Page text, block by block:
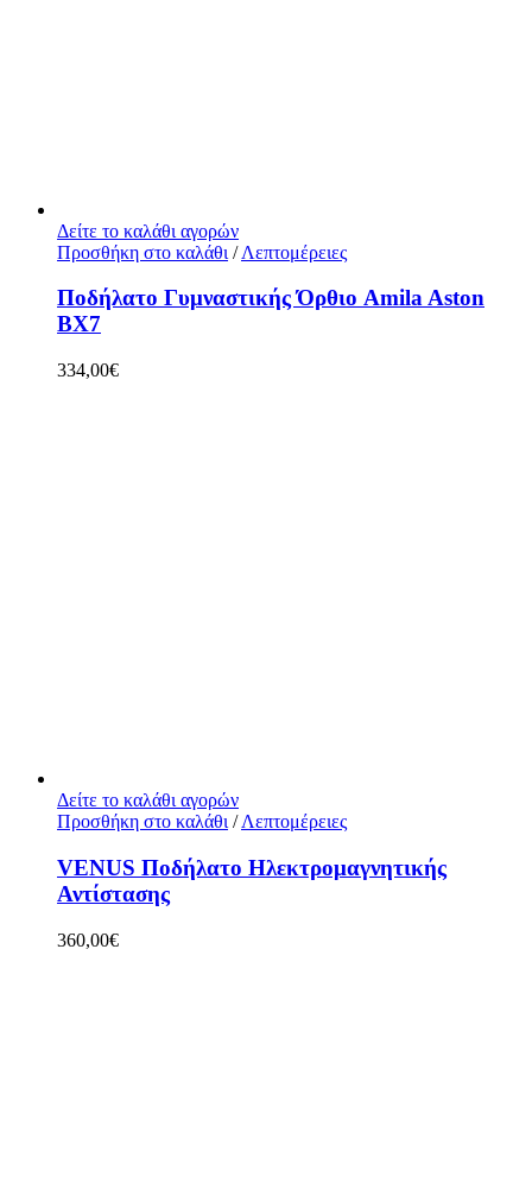
Δείτε το καλάθι αγορών
Προσθήκη στο καλάθι / Λεπτομέρειες
Ποδήλατο Γυμναστικής Όρθιο Amila Aston
BX7
334,00€
Δείτε το καλάθι αγορών
Προσθήκη στο καλάθι / Λεπτομέρειες
VENUS Ποδήλατο Ηλεκτρομαγνητικής
Αντίστασης
360,00€